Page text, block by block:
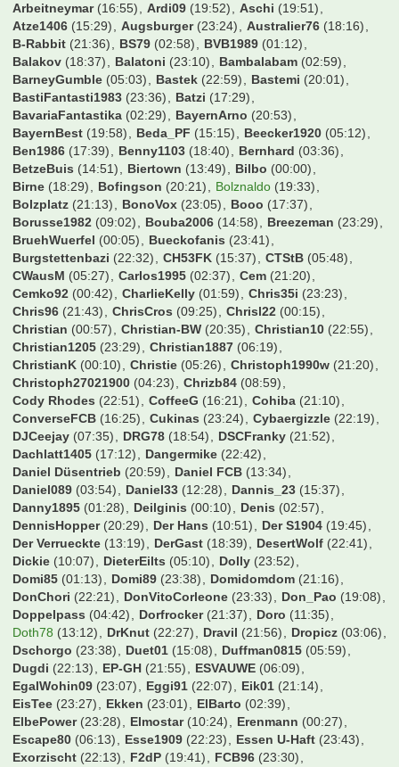
Arbeitneymar(16:55) Ardi09 (19:52) Aschi (19:51)
Atze1406 (15:29) Augsburger(23:24) Australier76 (18:16)
B-Rabbit (21:36) BS79 (02:58) BVB1989 (01:12)
Balakov (18:37) Balatoni (23:10) Bambalabam (02:59)
BarneyGumble (05:03) Bastek (22:59) Bastemi (20:01)
BastiFantasti1983 (23:36) Batzi (17:29)
BavariaFantastika (02:29) BayernArno (20:53)
BayernBest (19:58) Beda_PF (15:15) Beecker1920 (05:12)
Ben1986 (17:39) Benny1103 (18:40) Bernhard (03:36)
BetzeBuis (14:51) Biertown (13:49) Bilbo (00:00)
Birne (18:29) Bofingson (20:21) Bolznaldo (19:33)
Bolzplatz (21:13) BonoVox (23:05) Booo (17:37)
Borusse1982 (09:02) Bouba2006 (14:58) Breezeman (23:29)
BruehWuerfel (00:05) Bueckofanis (23:41)
Burgstettenbazi (22:32) CH53FK (15:37) CTStB (05:48)
CWausM (05:27) Carlos1995 (02:37) Cem (21:20)
Cemko92 (00:42) CharlieKelly (01:59) Chris35i (23:23)
Chris96 (21:43) ChrisCros (09:25) Chrisl22 (00:15)
Christian (00:57) Christian-BW (20:35) Christian10 (22:55)
Christian1205 (23:29) Christian1887 (06:19)
ChristianK (00:10) Christie (05:26) Christoph1990w (21:20)
Christoph27021900 (04:23) Chrizb84 (08:59)
Cody Rhodes (22:51) CoffeeG (16:21) Cohiba (21:10)
ConverseFCB (16:25) Cukinas (23:24) Cybaergizzle (22:19)
DJCeejay (07:35) DRG78 (18:54) DSCFranky (21:52)
Dachlatt1405 (17:12) Dangermike (22:42)
Daniel Düsentrieb (20:59) Daniel FCB (13:34)
Daniel089 (03:54) Daniel33 (12:28) Dannis_23 (15:37)
Danny1895 (01:28) Deilginis (00:10) Denis (02:57)
DennisHopper(20:29) Der Hans (10:51) Der S1904 (19:45)
Der Verrueckte (13:19) DerGast (18:39) DesertWolf (22:41)
Dickie (10:07) DieterEilts (05:10) Dolly (23:52)
Domi85 (01:13) Domi89 (23:38) Domidomdom (21:16)
DonChori (22:21) DonVitoCorleone (23:33) Don_Pao (19:08)
Doppelpass (04:42) Dorfrocker(21:37) Doro (11:35)
Doth78 (13:12) DrKnut (22:27) Dravil (21:56) Dropicz (03:06)
Dschorgo (23:38) Duet01 (15:08) Duffman0815 (05:59)
Dugdi (22:13) EP-GH (21:55) ESVAUWE (06:09)
EgalWohin09 (23:07) Eggi91 (22:07) Eik01 (21:14)
EisTee (23:27) Ekken (23:01) ElBarto (02:39)
ElbePower(23:28) Elmostar(10:24) Erenmann (00:27)
Escape80 (06:13) Esse1909 (22:23) Essen U-Haft (23:43)
Exorzischt (22:13) F2dP (19:41) FCB96 (23:30)